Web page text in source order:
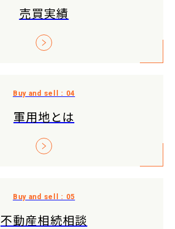
売買実績
軍用地とは
不動産相続相談